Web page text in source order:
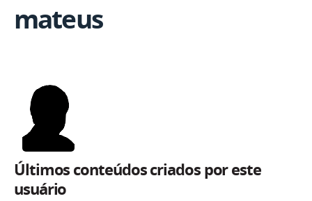
mateus
Últimos conteúdos criados por este
usuário